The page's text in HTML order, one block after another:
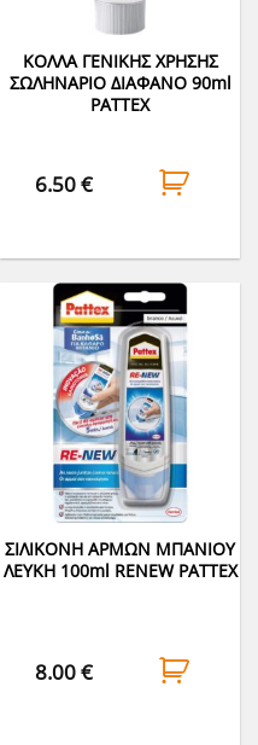
ΚΟΛΛΑ ΓΕΝΙΚΗΣ ΧΡΗΣΗΣ
ΣΩΛΗΝΑΡΙΟ ΔΙΑΦΑΝΟ 90ml
PATTEX
6.50€
ΣΙΛΙΚΟΝΗ ΑΡΜΩΝ ΜΠΑΝΙΟΥ
ΛΕΥΚΗ 100ml RENEW PATTEX
8.00€